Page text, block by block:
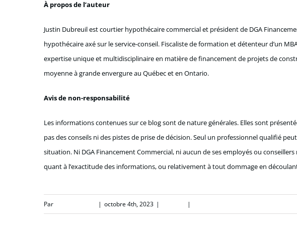
À propos de l’auteur
Justin Dubreuil est courtier hypothécaire commercial et président de DGA
hypothécaire axé sur le service-conseil. Fiscaliste de formation et détenteur d’un
expertise unique et multidisciplinaire en matière de financement de projets de
moyenne à grande envergure au Québec et en Ontario.
Avis de non-responsabilité
Les informations contenues sur ce blog sont de nature générales. Elles sont
pas des conseils ni des pistes de prise de décision. Seul un professionnel qualifié
situation. Ni DGA Financement Commercial, ni aucun de ses employés ou
quant à l’exactitude des informations, ou relativement à tout dommage en
Par | octobre 4th, 2023 | |